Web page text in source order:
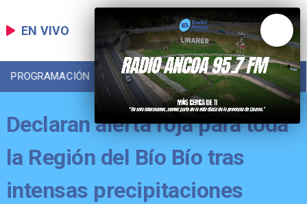
EN VIVO
PROGRAMACIÓN LOCAL DEPORTES
Declaran alerta roja para toda
la Región del Bío Bío tras
intensas precipitaciones